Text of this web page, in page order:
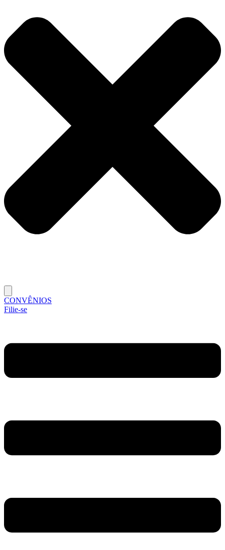
CONVÊNIOS
Filie-se